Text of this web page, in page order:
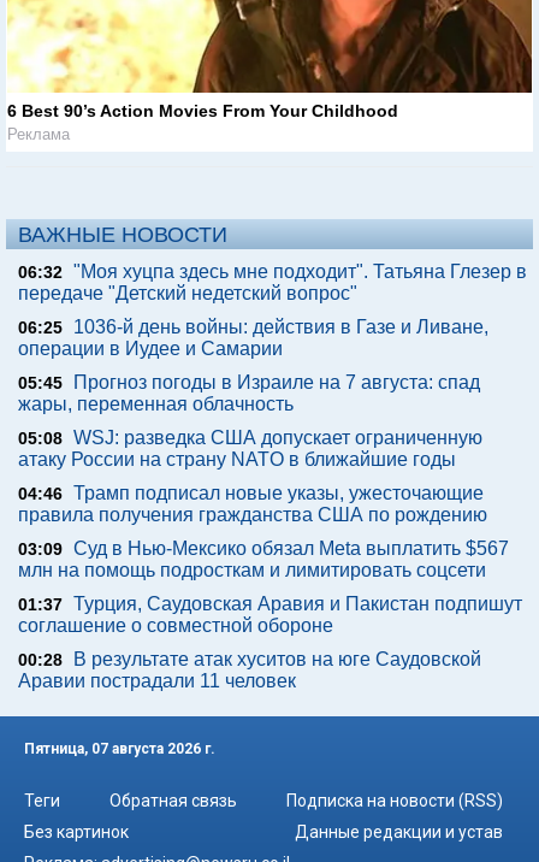
6 Best 90’s Action Movies From Your Childhood
Реклама
ВАЖНЫЕ НОВОСТИ
06:32 "Моя хуцпа здесь мне подходит". Татьяна Глезер в
передаче "Детский недетский вопрос"
06:25
1036-й день войны: действия в Газе и Ливане,
операции в Иудее и Самарии
05:45
Прогноз погоды в Израиле на 7 августа: спад
жары, переменная облачность
05:08 WSJ: разведка США допускает ограниченную
атаку России на страну NATO в ближайшие годы
04:46 Трамп подписал новые указы, ужесточающие
правила получения гражданства США по рождению
03:09 Суд в Нью-Мексико обязал Meta выплатить $567
млн на помощь подросткам и лимитировать соцсети
01:37 Турция, Саудовская Аравия и Пакистан подпишут
соглашение о совместной обороне
00:28
В результате атак хуситов на юге Саудовской
Аравии пострадали 11 человек
Пятница, 07 августа 2026 г.
Теги Обратная связь
Подписка на новости (RSS)
Без картинок
Данные редакции и устав